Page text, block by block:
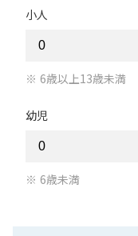
小人
6歳以上13歳未満
幼児
6歳未満